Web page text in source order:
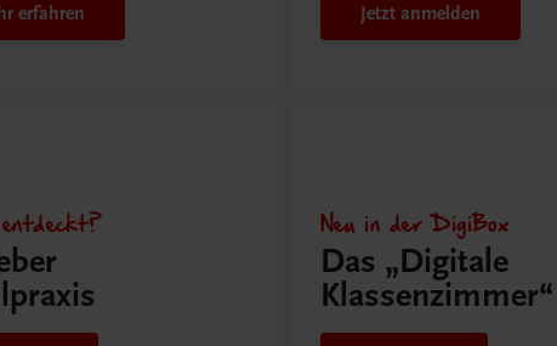
erfahren Jetzt anmelden
Neu in der DigiBox
Das „Digitale
Klassenzimmer“